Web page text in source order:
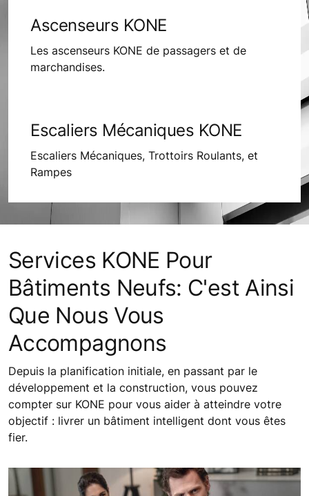
Ascenseurs KONE
Les ascenseurs KONE de passagers et de
marchandises.
Escaliers Mécaniques KONE
Escaliers Mécaniques, Trottoirs Roulants, et
Rampes
Services KONE Pour
Bâtiments Neufs: C'est Ainsi
Que Nous Vous
Accompagnons
Depuis la planification initiale, en passant par le
développement et la construction, vous pouvez
compter sur KONE pour vous aider à atteindre votre
objectif : livrer un bâtiment intelligent dont vous êtes
fier.